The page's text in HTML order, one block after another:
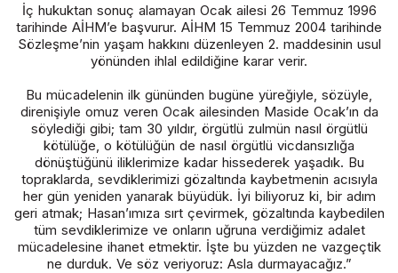
İç hukuktan sonuç alamayan Ocak ailesi 26 Temmuz 1996
tarihinde AİHM’e başvurur. AİHM 15 Temmuz 2004 tarihinde
Sözleşme’nin yaşam hakkını düzenleyen 2. maddesinin usul
yönünden ihlal edildiğine karar verir.
Bu mücadelenin ilk gününden bugüne yüreğiyle, sözüyle,
direnişiyle omuz veren Ocak ailesinden Maside Ocak’ın da
söylediği gibi; tam 30 yıldır, örgütlü zulmün nasıl örgütlü
kötülüğe, o kötülüğün de nasıl örgütlü vicdansızlığa
dönüştüğünü iliklerimize kadar hissederek yaşadık. Bu
topraklarda, sevdiklerimizi gözaltında kaybetmenin acısıyla
her gün yeniden yanarak büyüdük. İyi biliyoruz ki, bir adım
geri atmak; Hasan’ımıza sırt çevirmek, gözaltında kaybedilen
tüm sevdiklerimize ve onların uğruna verdiğimiz adalet
mücadelesine ihanet etmektir. İşte bu yüzden ne vazgeçtik
ne durduk. Ve söz veriyoruz: Asla durmayacağız.”